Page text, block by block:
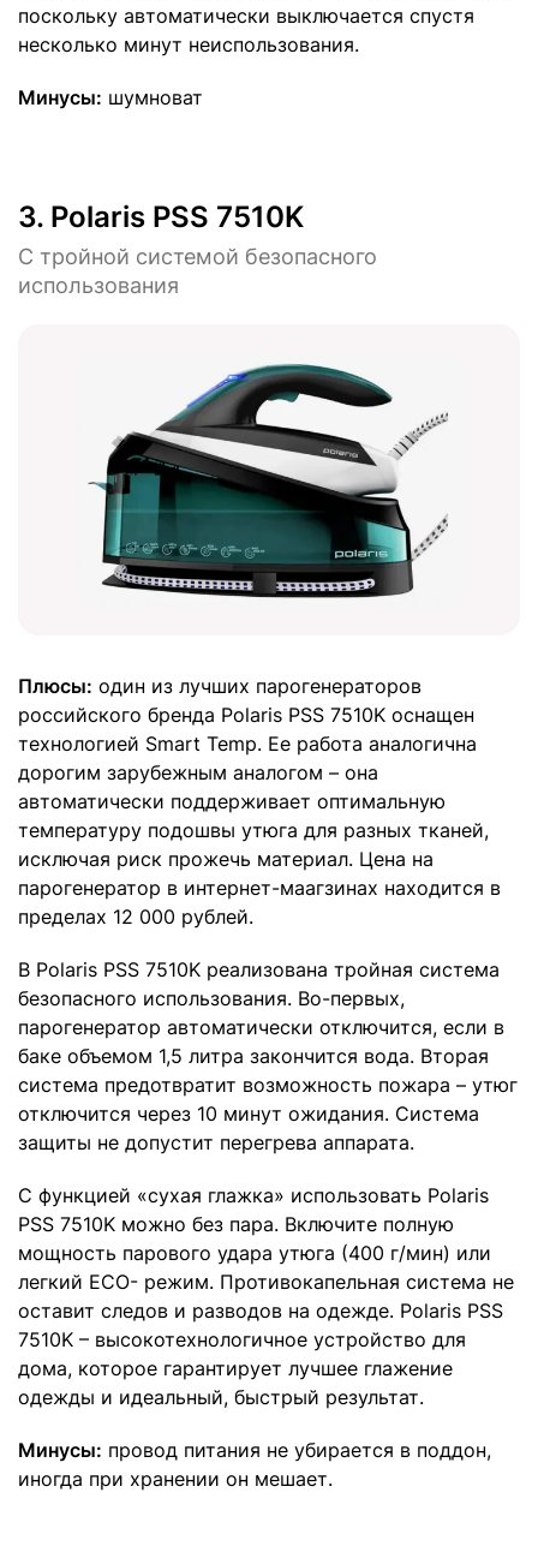
поскольку автоматически выключается спустя
несколько минут неиспользования.
Минусы: шумноват
3. Polaris PSS 7510K
С тройной системой безопасного
использования
Плюсы: один из лучших парогенераторов
российского бренда Polaris PSS 7510K оснащен
технологией Smart Temp. Ее работа аналогична
дорогим зарубежным аналогом – она
автоматически поддерживает оптимальную
температуру подошвы утюга для разных тканей,
исключая риск прожечь материал. Цена на
парогенератор в интернет-маагзинах находится в
пределах 12 000 рублей.
В Polaris PSS 7510K реализована тройная система
безопасного использования. Во-первых,
парогенератор автоматически отключится, если в
баке объемом 1,5 литра закончится вода. Вторая
система предотвратит возможность пожара – утюг
отключится через 10 минут ожидания. Система
защиты не допустит перегрева аппарата.
С функцией «сухая глажка» использовать Polaris
PSS 7510K можно без пара. Включите полную
мощность парового удара утюга (400 г/мин) или
легкий ECO- режим. Противокапельная система не
оставит следов и разводов на одежде. Polaris PSS
7510K – высокотехнологичное устройство для
дома, которое гарантирует лучшее глажение
одежды и идеальный, быстрый результат.
Минусы: провод питания не убирается в поддон,
иногда при хранении он мешает.